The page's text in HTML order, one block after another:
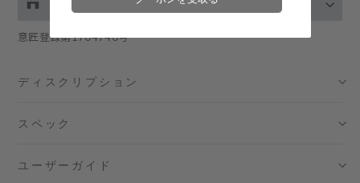
お取り扱い店舗の在庫をチェック
伊勢丹新宿 メンズ館- 在庫 -X
渋谷スクランブルスクエア店
日本橋コレド室町テラス店
大阪梅田グランフロント店
意匠登録第1704740号
ディスクリプション
スペック
ユーザーガイド